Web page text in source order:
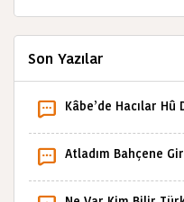
Son Yazılar
Kâbe’de Hacılar
Atladım Bahçene